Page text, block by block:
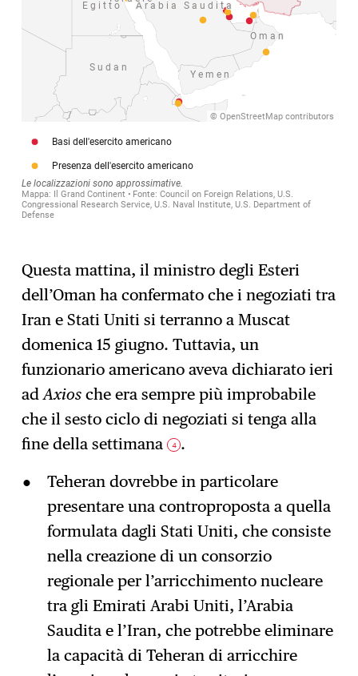
Questa mattina, il ministro degli Esteri
dell’Oman ha confermato che i negoziati tra
Iran e Stati Uniti si terranno a Muscat
domenica 15 giugno. Tuttavia, un
funzionario americano aveva dichiarato ieri
adAxios che era sempre più improbabile
che il sesto ciclo di negoziati si tenga alla
fine della settimana 4 .
Teheran dovrebbe in particolare
presentare una controproposta a quella
formulata dagli Stati Uniti, che consiste
nella creazione di un consorzio
regionale per l’arricchimento nucleare
tra gli Emirati Arabi Uniti, l’Arabia
Saudita e l’Iran, che potrebbe eliminare
la capacità di Teheran di arricchire